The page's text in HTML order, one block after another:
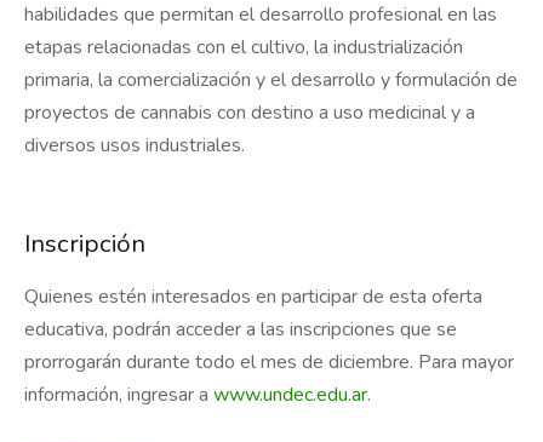
habilidades que permitan el desarrollo profesional en las
etapas relacionadas con el cultivo, la industrialización
primaria, la comercialización y el desarrollo y formulación de
proyectos de cannabis con destino a uso medicinal y a
diversos usos industriales.
Inscripción
Quienes estén interesados en participar de esta oferta
educativa, podrán acceder a las inscripciones que se
prorrogarán durante todo el mes de diciembre. Para mayor
información, ingresar a www.undec.edu.ar.